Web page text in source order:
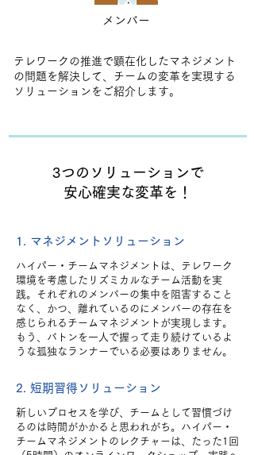
メンバー
テレワークの推進で顕在化したマネジメント
の問題を解決して、チームの変革を実現する
ソリューションをご紹介します。
3つのソリューションで
安心確実な変革を！
1. マネジメントソリューション
ハイパー・チームマネジメントは、テレワーク
環境を考慮したリズミカルなチーム活動を実
践。それぞれのメンバーの集中を阻害すること
なく、かつ、離れているのにメンバーの存在を
感じられるチームマネジメントが実現します。
もう、バトンを一人で握って走り続けているよ
うな孤独なランナーでいる必要はありません。
2. 短期習得ソリューション
新しいプロセスを学び、チームとして習慣づけ
るのは時間がかかると思われがち。ハイパー・
チームマネジメントのレクチャーは、たった1回